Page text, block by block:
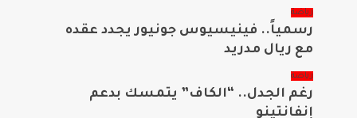
رياضة
رسمياً.. فينيسيوس جونيور يجدد عقده
مع ريال مدريد
رياضة
رغم الجدل.. “الكاف” يتمسك بدعم
إنفانتينو